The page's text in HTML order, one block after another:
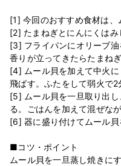
[1] 今回のおすすめ食材は、
[2] たまねぎとにんにくはみ
[3] フライパンにオリーブ油
香りが立ってきたらたまね
[4] ムール貝を加えて中火
飛ばす。ふたをして弱火で2
[5] ムール貝を一旦取り出
る。ごはんを加えて混ぜな
[6] 器に盛り付けてムール貝
■コツ・ポイント
ムール貝を一旦蒸し焼きに